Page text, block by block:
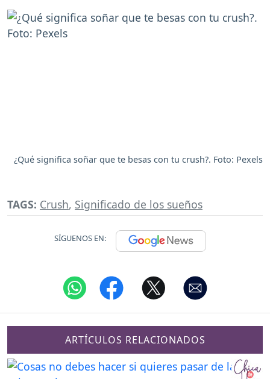
¿Qué significa soñar que te besas con tu crush?. Foto: Pexels
TAGS: Crush, Significado de los sueños
SÍGUENOS EN:
ARTÍCULOS RELACIONADOS